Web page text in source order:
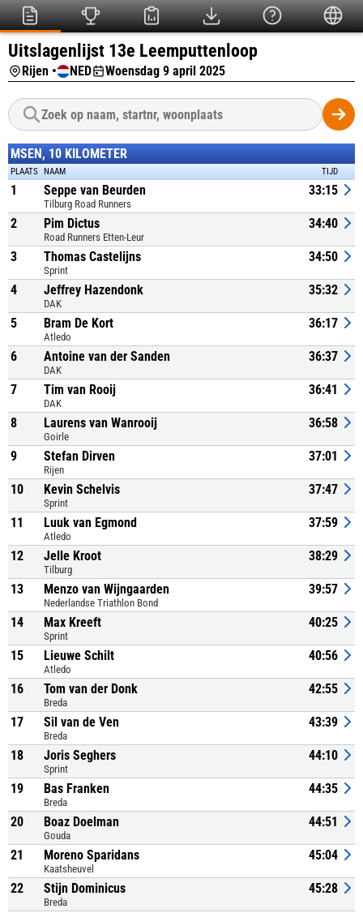
Uitslagenlijst 13e Leemputtenloop
Rijen • NED Woensdag 9 april 2025
MSEN, 10 KILOMETER
PLAATS NAAM TIJD
1 Seppe van Beurden
Tilburg Road Runners
33:15
2 Pim Dictus
Road Runners Etten-Leur
34:40
3 Thomas Castelijns
Sprint
34:50
4 Jeffrey Hazendonk
DAK
35:32
5 Bram De Kort
Atledo
36:17
6 Antoine van der Sanden
DAK
36:37
7 Tim van Rooij
DAK
36:41
8 Laurens van Wanrooij
Goirle
36:58
9 Stefan Dirven
Rijen
37:01
10 Kevin Schelvis
Sprint
37:47
11 Luuk van Egmond
Atledo
37:59
12 Jelle Kroot
Tilburg
38:29
13 Menzo van Wijngaarden
Nederlandse Triathlon Bond
39:57
14 Max Kreeft
Sprint
40:25
15 Lieuwe Schilt
Atledo
40:56
16 Tom van der Donk
Breda
42:55
17 Sil van de Ven
Breda
43:39
18 Joris Seghers
Sprint
44:10
19 Bas Franken
Breda
44:35
20 Boaz Doelman
Gouda
44:51
21 Moreno Sparidans
Kaatsheuvel
45:04
22 Stijn Dominicus
Breda
45:28